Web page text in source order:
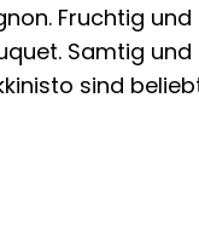
Fruchtig
Samtig
sind